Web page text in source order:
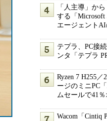
「人主導」か
する「Microsoft
エージェント
テプラ、PC接
ンタ「テプラ
Ryzen 7 H255
ージのミニPC
ムセールで41
Wacom「